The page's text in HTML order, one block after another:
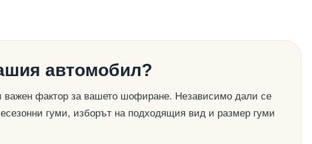
автомобил?
важен фактор за вашето шофиране. Независимо дали се
гуми, изборът на подходящия вид и размер гуми